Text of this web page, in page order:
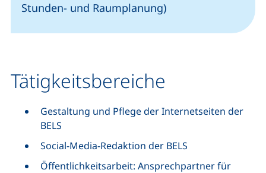
Stunden- und Raumplanung)
Tätigkeitsbereiche
Gestaltung und Pflege der Internetseiten der
BELS
Social-Media-Redaktion der BELS
Öffentlichkeitsarbeit: Ansprechpartner für